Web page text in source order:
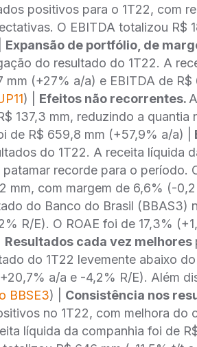
positivos para o 1T22, com
O EBITDA totalizou R$
Expansão de portfólio, de
do resultado do 1T22. A
mm (+27% a/a) e EBITDA de
) | Efeitos não recorrentes.
137,3 mm, reduzindo a quantia
de R$ 659,8 mm (+57,9% a/a) |
do 1T22. A receita líquida
patamar recorde para o período.
mm, com margem de 6,6% (-
do Banco do Brasil (BBAS3)
R/E). O ROAE foi de 17,3%
Resultados cada vez melhores
do 1T22 levemente abaixo
a/a e -4,2% R/E). Além
BBSE3) | Consistência nos
no 1T22, com melhora do
líquida da companhia foi de